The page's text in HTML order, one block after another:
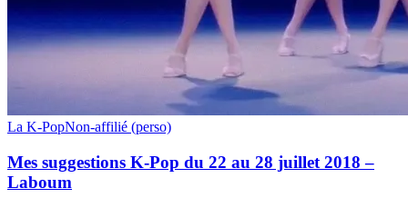
Mes
K-
Pop
du
La K-PopNon-affilié (perso)
Mes suggestions K-Pop du 22 au 28 juillet 2018 –
Laboum